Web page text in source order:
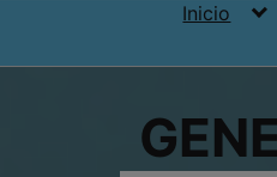
Inicio